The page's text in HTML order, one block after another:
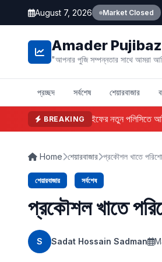
August 7, 2026 Market Closed
Amader
"আপনার পুজি সম্পন্নতার সাথে আমরা
প্রচ্ছদ সর্বশেষ শেয়ারবাজার
BREAKING
ফারইস্ট ইসলামী লাইফের নতুন পলিসিতে
Home শেয়ারবাজার প্রকৌশল খাতে
শেয়ারবাজার সর্বশেষ
প্রকৌশল খাতে
S Sadat Hossain Sadman